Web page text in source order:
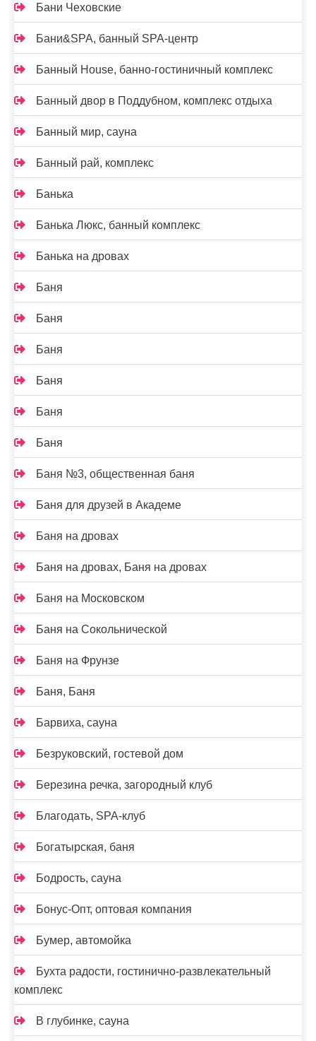
Бани Чеховские
Бани&SPA, банный SPA-центр
Банный House, банно-гостиничный комплекс
Банный двор в Поддубном, комплекс отдыха
Банный мир, сауна
Банный рай, комплекс
Банька
Банька Люкс, банный комплекс
Банька на дровах
Баня
Баня
Баня
Баня
Баня
Баня
Баня №3, общественная баня
Баня для друзей в Академе
Баня на дровах
Баня на дровах, Баня на дровах
Баня на Московском
Баня на Сокольнической
Баня на Фрунзе
Баня, Баня
Барвиха, сауна
Безруковский, гостевой дом
Березина речка, загородный клуб
Благодать, SPA-клуб
Богатырская, баня
Бодрость, сауна
Бонус-Опт, оптовая компания
Бумер, автомойка
Бухта радости, гостинично-развлекательный
комплекс
В глубинке, сауна